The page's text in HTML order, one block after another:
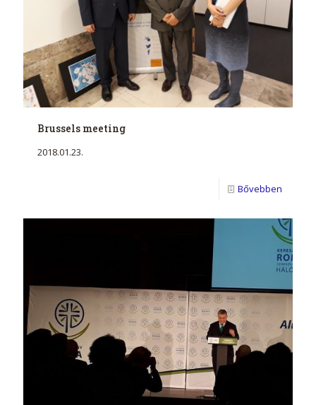
Brussels meeting
2018.01.23.
Bővebben